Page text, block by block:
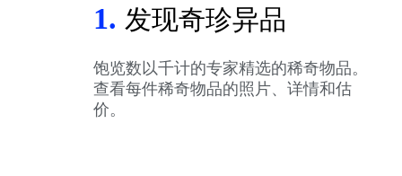
1. 发现奇珍异品
饱览数以千计的专家精选的稀奇物品。
查看每件稀奇物品的照片、详情和估
价。